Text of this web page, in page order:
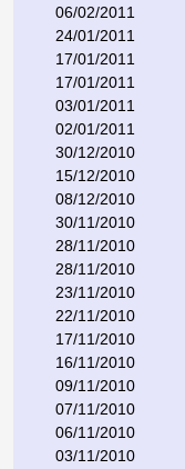
06/02/2011
24/01/2011
17/01/2011
17/01/2011
03/01/2011
02/01/2011
30/12/2010
15/12/2010
08/12/2010
30/11/2010
28/11/2010
28/11/2010
23/11/2010
22/11/2010
17/11/2010
16/11/2010
09/11/2010
07/11/2010
06/11/2010
03/11/2010